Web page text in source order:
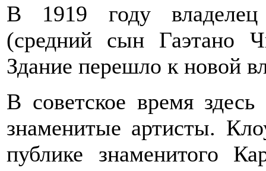
В 1919 году
(средний сын Гаэтано
Здание перешло к новой
В советское время
знаменитые артисты.
публике знаменитого